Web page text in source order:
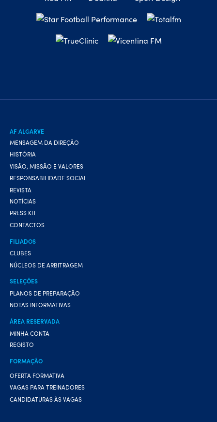
AF ALGARVE
MENSAGEM DA DIREÇÃO
HISTÓRIA
VISÃO, MISSÃO E VALORES
RESPONSABILIDADE SOCIAL
REVISTA
NOTÍCIAS
PRESS KIT
CONTACTOS
FILIADOS
CLUBES
NÚCLEOS DE ARBITRAGEM
SELEÇÕES
PLANOS DE PREPARAÇÃO
NOTAS INFORMATIVAS
ÁREA RESERVADA
MINHA CONTA
REGISTO
FORMAÇÃO
OFERTA FORMATIVA
VAGAS PARA TREINADORES
CANDIDATURAS ÀS VAGAS